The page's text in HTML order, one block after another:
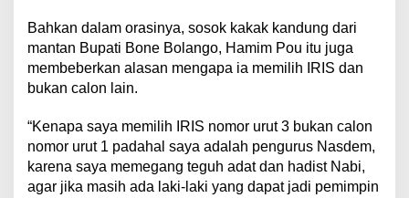
Bahkan dalam orasinya, sosok kakak kandung dari
mantan Bupati Bone Bolango, Hamim Pou itu juga
membeberkan alasan mengapa ia memilih IRIS dan
bukan calon lain.
“Kenapa saya memilih IRIS nomor urut 3 bukan calon
nomor urut 1 padahal saya adalah pengurus Nasdem,
karena saya memegang teguh adat dan hadist Nabi,
agar jika masih ada laki-laki yang dapat jadi pemimpin